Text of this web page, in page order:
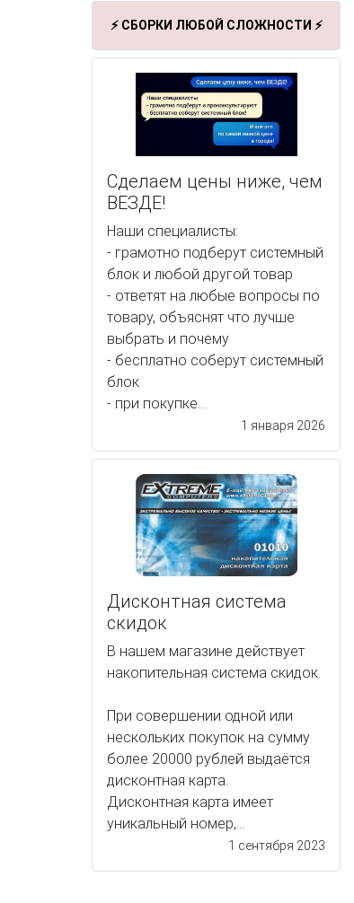
⚡ СБОРКИ ЛЮБОЙ СЛОЖНОСТИ ⚡
Сделаем цены ниже, чем
ВЕЗДЕ!
Наши специалисты:
- грамотно подберут системный
блок и любой другой товар
- ответят на любые вопросы по
товару, объяснят что лучше
выбрать и почему
- бесплатно соберут системный
блок
- при покупке...
1 января 2026
Дисконтная система
скидок
В нашем магазине действует
накопительная система скидок.
При совершении одной или
нескольких покупок на сумму
более 20000 рублей выдаётся
дисконтная карта.
Дисконтная карта имеет
уникальный номер,...
1 сентября 2023